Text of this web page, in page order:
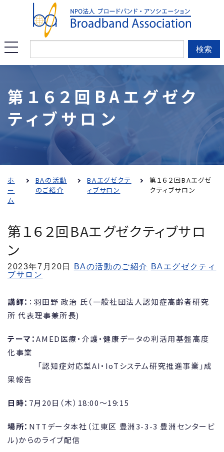
検索
ニ
ー
を
開
第１６２回BAエグゼク
ティブサロン
ホ
ー
ム
BAの活動
のご紹介
BAエグゼクテ
ィブサロン
第１６２回BAエグゼ
クティブサロン
第１６２回BAエグゼクティブサロ
ン
2023年7月20日 BAの活動のご紹介
BAエグゼクティ
ブサロン
講師： ：羽田野 政治 氏（一般社団法人認知症高齢者研究
所 代表理事兼所長)
テーマ：AMED医療・介護・健康データの利活用基盤高度
化事業
「認知症対応型AI・IoTシステム研究推進事業」成
果報告
日時： 7月20日（木）18:00～19:15
場所： NTTデータ本社（江東区 豊洲3-3-3 豊洲センタービ
ル)からのライブ配信